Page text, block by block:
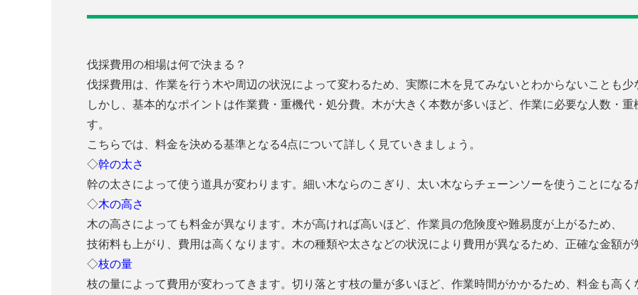
伐採費用の相場は何で決まる？
伐採費用は、作業を行う木や周辺の状況によって変わるため、実際に木を見てみないとわからないことも
しかし、基本的なポイントは作業費・重機代・処分費。木が大きく本数が多いほど、作業に必要な人数・
す。
こちらでは、料金を決める基準となる4点について詳しく見ていきましょう。
◇幹の太さ
幹の太さによって使う道具が変わります。細い木ならのこぎり、太い木ならチェーンソーを使うことにな
◇木の高さ
木の高さによっても料金が異なります。木が高ければ高いほど、作業員の危険度や難易度が上がるため、
技術料も上がり、費用は高くなります。木の種類や太さなどの状況により費用が異なるため、正確な金額
◇枝の量
枝の量によって費用が変わってきます。切り落とす枝の量が多いほど、作業時間がかかるため、料金も高